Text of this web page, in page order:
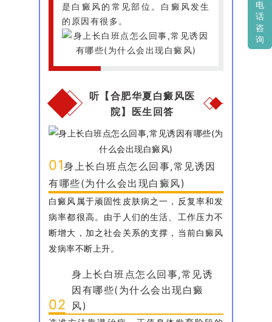
是白癜风的常见部位。白癜风发生
的原因有很多。
听【合肥华夏白癜风医
院】医生回答
01身上长白班点怎么回事,常见诱因
有哪些(为什么会出现白癜风)
白癜风属于顽固性皮肤病之一，反复率和发
病率都很高。由于人们的生活、工作压力不
断增大，加之社会关系的支撑，当前白癜风
发病率不断上升。
02
身上长白班点怎么回事,常见诱
因有哪些(为什么会出现白癜
风)
电
话
咨
询